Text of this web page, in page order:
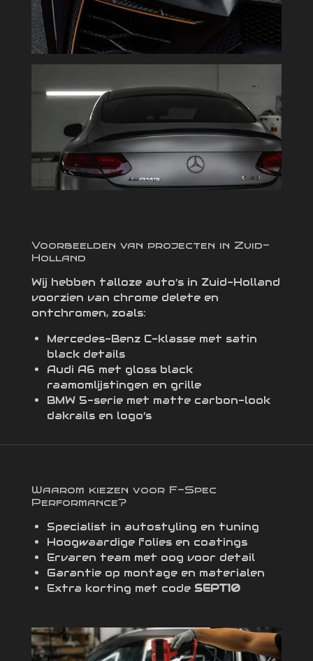
Voorbeelden van projecten in Zuid-
Holland
Wij hebben talloze auto’s in Zuid-Holland
voorzien van chrome delete en
ontchromen, zoals:
Mercedes-Benz C-klasse met satin
black details
Audi A6 met gloss black
raamomlijstingen en grille
BMW 5-serie met matte carbon-look
dakrails en logo’s
Waarom kiezen voor F-Spec
Performance?
Specialist in autostyling en tuning
Hoogwaardige folies en coatings
Ervaren team met oog voor detail
Garantie op montage en materialen
Extra korting met code SEPT10